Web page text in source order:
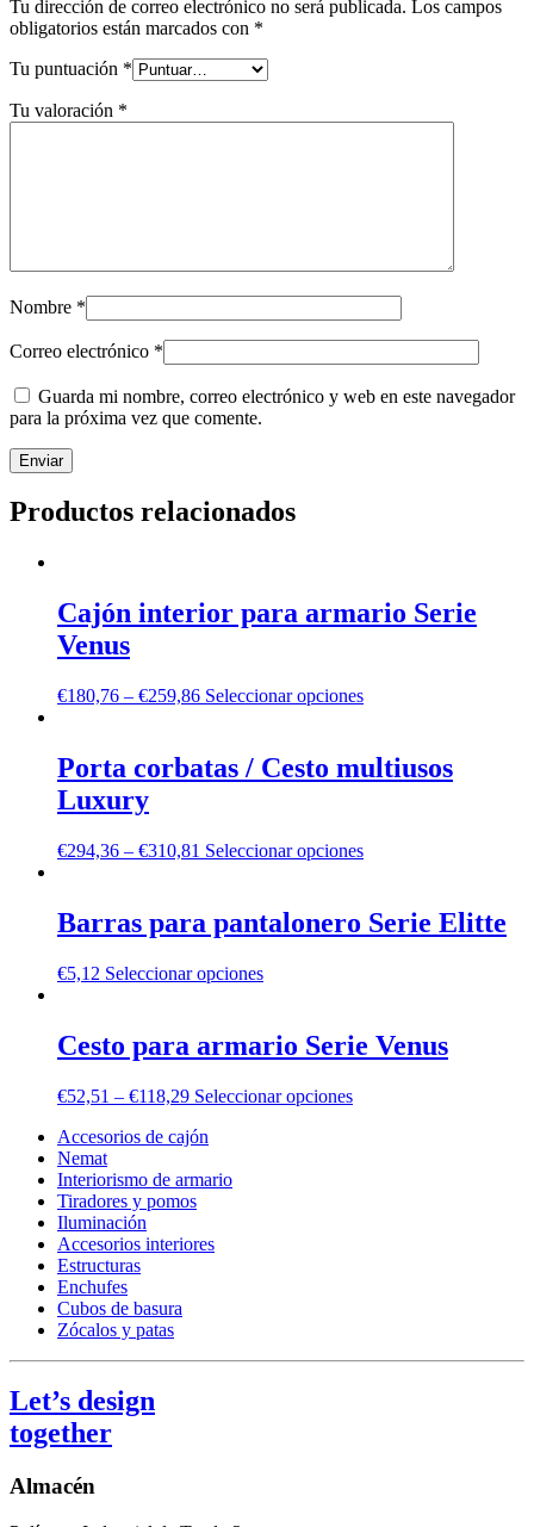
Tu dirección de correo electrónico no será publicada. Los campos
obligatorios están marcados con *
Tu puntuación *
Tu valoración *
Nombre *
Correo electrónico *
Guarda mi nombre, correo electrónico y web en este navegador
para la próxima vez que comente.
Productos relacionados
Cajón interior para armario Serie
Venus
€180,76 – €259,86 Seleccionar opciones
Porta corbatas / Cesto multiusos
Luxury
€294,36 – €310,81 Seleccionar opciones
Barras para pantalonero Serie Elitte
€5,12 Seleccionar opciones
Cesto para armario Serie Venus
€52,51 – €118,29 Seleccionar opciones
Accesorios de cajón
Nemat
Interiorismo de armario
Tiradores y pomos
Iluminación
Accesorios interiores
Estructuras
Enchufes
Cubos de basura
Zócalos y patas
Let’s design
together
Almacén